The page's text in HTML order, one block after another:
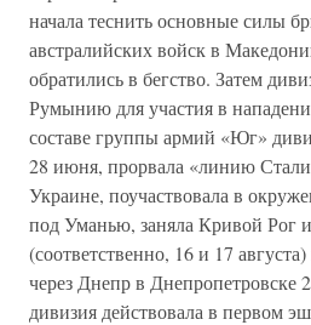
начала теснить основные силы
австралийских войск в
обратились в бегство. Затем
Румынию для участия в
составе группы армий «Юг»
28 июня, прорвала «линию
Украине, поучаствовала в
под Уманью, заняла Кривой Рог
(соответственно, 16 и 17
через Днепр в Днепропетровске
дивизия действовала в первом